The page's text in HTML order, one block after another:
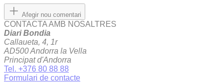
Afegir nou comentari
CONTACTA AMB NOSALTRES
Diari Bondia
Callaueta, 4, 1r
AD500 Andorra la Vella
Principat d'Andorra
Tel. +376 80 88 88
Formulari de contacte